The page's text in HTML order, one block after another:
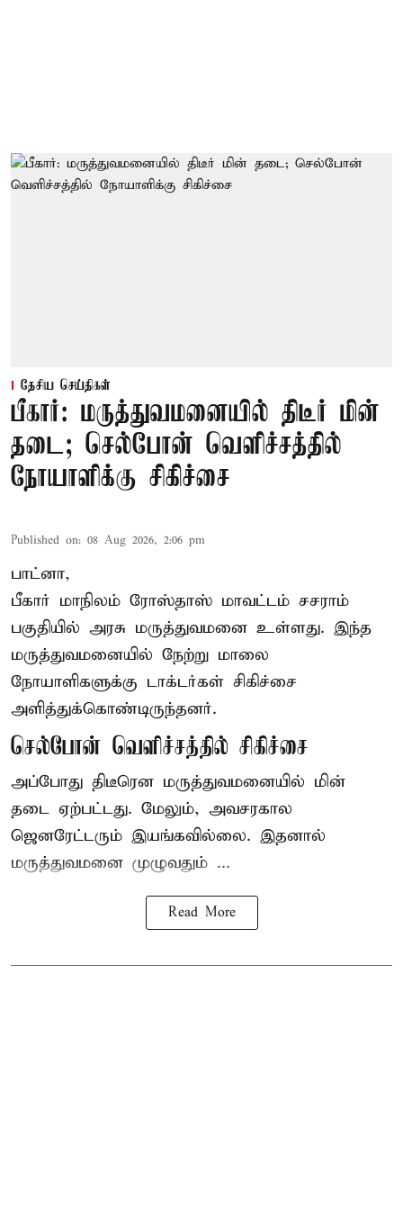
தேசிய செய்திகள்
பீகார்: மருத்துவமனையில் திடீர் மின்
தடை; செல்போன் வெளிச்சத்தில்
நோயாளிக்கு சிகிச்சை
Published on: 08 Aug 2026, 2:06 pm
பாட்னா,
பீகார் மாநிலம் ரோஸ்தாஸ் மாவட்டம் சசராம்
பகுதியில் அரசு மருத்துவமனை உள்ளது. இந்த
மருத்துவமனையில் நேற்று மாலை
நோயாளிகளுக்கு டாக்டர்கள் சிகிச்சை
அளித்துக்கொண்டிருந்தனர்.
செல்போன் வெளிச்சத்தில் சிகிச்சை
அப்போது திடீரென மருத்துவமனையில் மின்
தடை ஏற்பட்டது. மேலும், அவசரகால
ஜெனரேட்டரும் இயங்கவில்லை. இதனால்
மருத்துவமனை முழுவதும் ...
Read More